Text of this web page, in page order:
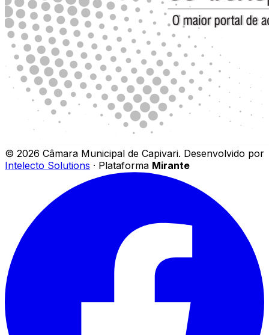
© 2026 Câmara Municipal de Capivari. Desenvolvido por
Intelecto Solutions · Plataforma Mirante